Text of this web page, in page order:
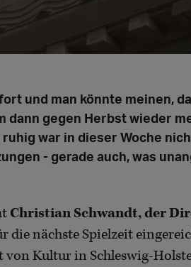
und man könnte meinen,
dann gegen Herbst wieder
war in dieser Woche
- gerade auch, was
Christian Schwandt, der
die nächste Spielzeit
von Kultur in Schleswig-